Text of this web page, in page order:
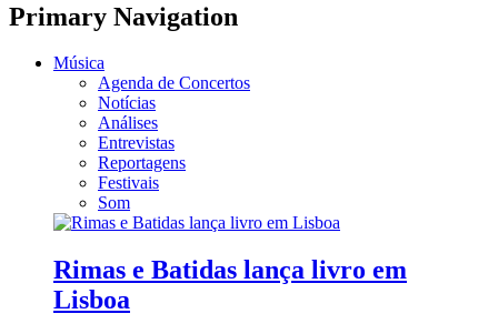
Primary Navigation
Música
Agenda de Concertos
Notícias
Análises
Entrevistas
Reportagens
Festivais
Som
Rimas e Batidas lança livro em
Lisboa